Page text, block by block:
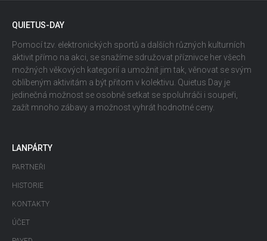
QUIETUS-DAY
Pomocí tzv. elektronických sportů a dalších různých kulturních
aktivit přímo na akci, se snažíme sdružovat příznivce her všech
možných věkových kategorií a umožnit jim tak, věnovat se svým
oblíbeným aktivitám a být přitom v kolektivu. Quietus Day je
jedinečná možnost se osobně setkat se spoluhráči i soupeři,
zažít mnoho zábavy a možnost vyhrát hodnotné ceny.
LANPÁRTY
PARTNEŘI
HISTORIE
KONTAKTY
ÚČET